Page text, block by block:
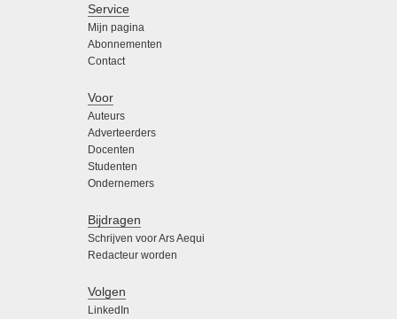
Service
Mijn pagina
Abonnementen
Contact
Voor
Auteurs
Adverteerders
Docenten
Studenten
Ondernemers
Bijdragen
Schrijven voor Ars Aequi
Redacteur worden
Volgen
LinkedIn